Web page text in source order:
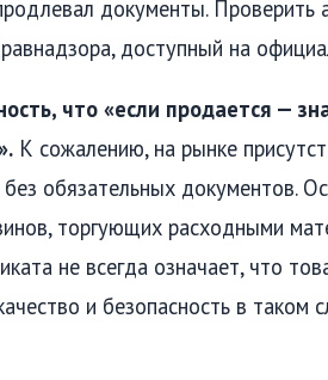
документы. Проверить
доступный на
что «если продается —
К сожалению, на рынке
обязательных документов.
торгующих расходными
не всегда означает, что
и безопасность в таком